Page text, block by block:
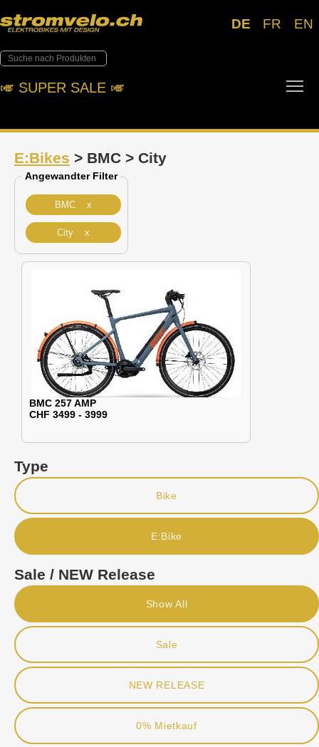
DE FR EN
🎺︎ SUPER SALE 🎺︎
E:Bikes > BMC > City
Angewandter Filter
BMC x
City x
BMC 257 AMP
CHF 3499 - 3999
Type
Bike
E:Bike
Sale / NEW Release
Show All
Sale
NEW RELEASE
0% Mietkauf